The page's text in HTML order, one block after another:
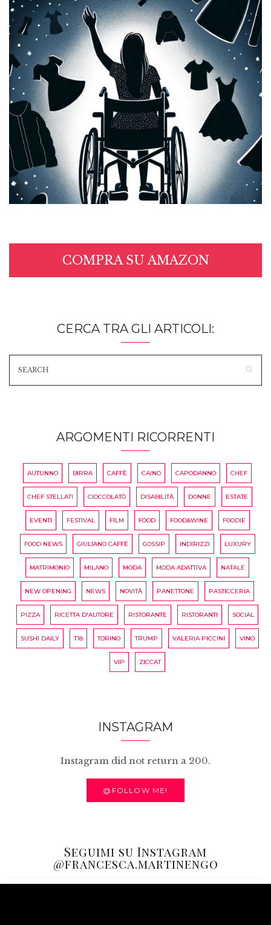
COMPRA SU AMAZON
CERCA TRA GLI ARTICOLI:
ARGOMENTI RICORRENTI
AUTUNNO BIRRA CAFFÈ CAINO CAPODANNO CHEF
CHEF STELLATI CIOCCOLATÒ DISABILITÀ DONNE ESTATE
EVENTI FESTIVAL FILM FOOD FOOD&WINE FOODIE
FOOD NEWS GIULIANO CAFFÈ GOSSIP INDIRIZZI LUXURY
MATRIMONIO MILANO MODA MODA ADATTIVA NATALE
NEW OPENING NEWS NOVITÀ PANETTONE PASTICCERIA
PIZZA RICETTA D'AUTORE RISTORANTE RISTORANTI SOCIAL
SUSHI DAILY T18 TORINO TRUMP VALERIA PICCINI VINO
VIP ZICCAT
INSTAGRAM
Instagram did not return a 200.
@FOLLOW ME!
Seguimi su Instagram
@francesca.martinengo